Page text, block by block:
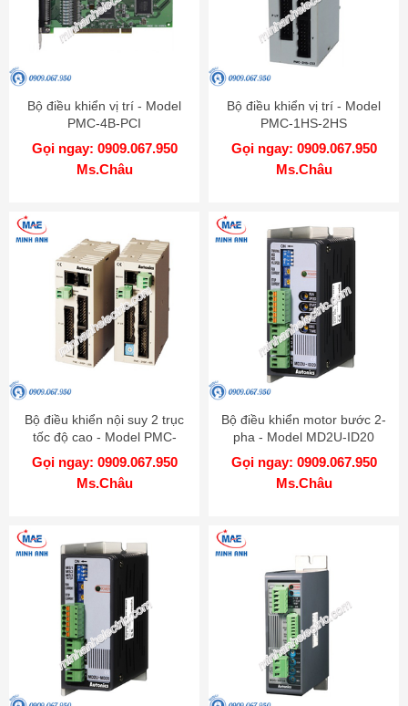
Bộ điều khiển vị trí - Model
PMC-4B-PCI
Gọi ngay: 0909.067.950
Ms.Châu
Bộ điều khiển vị trí - Model
PMC-1HS-2HS
Gọi ngay: 0909.067.950
Ms.Châu
Bộ điều khiển nội suy 2 trục
tốc độ cao - Model PMC-
2HSP
Gọi ngay: 0909.067.950
Ms.Châu
Bộ điều khiển motor bước 2-
pha - Model MD2U-ID20
Gọi ngay: 0909.067.950
Ms.Châu